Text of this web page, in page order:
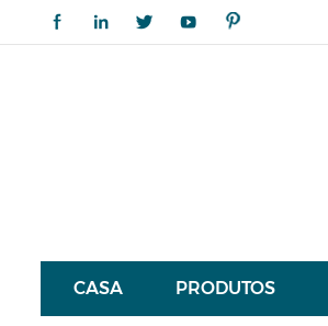
CASA PRODUTOS